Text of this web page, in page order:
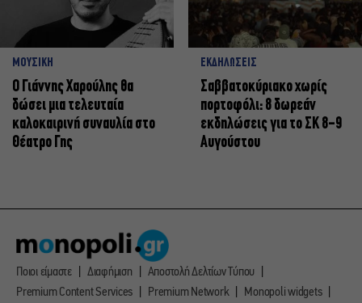
ΜΟΥΣΙΚΗ
Ο Γιάννης Χαρούλης θα
δώσει μια τελευταία
καλοκαιρινή συναυλία στο
Θέατρο Γης
ΕΚΔΗΛΩΣΕΙΣ
Σαββατοκύριακο χωρίς
πορτοφόλι: 8 δωρεάν
εκδηλώσεις για το ΣΚ 8-9
Αυγούστου
Ποιοι είμαστε Διαφήμιση
Αποστολή Δελτίων Τύπου
Premium Content Services
Premium Network
Monopoli widgets